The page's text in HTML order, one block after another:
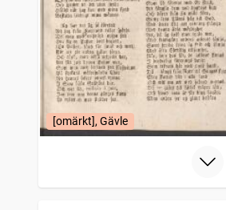
[omärkt], Gävle